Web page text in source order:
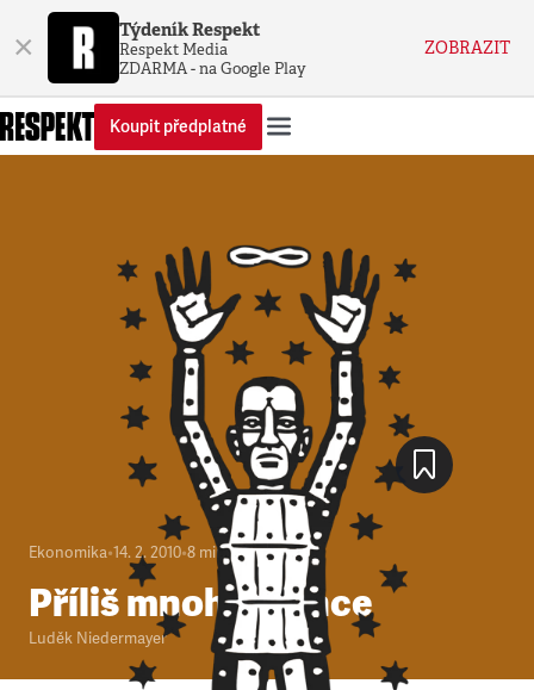
× Týdeník Respekt
Respekt Media
ZDARMA - na Google Play
ZOBRAZIT
Koupit předplatné
Ekonomika•14. 2. 2010•8 minut
Příliš mnoho slunce
Luděk Niedermayer